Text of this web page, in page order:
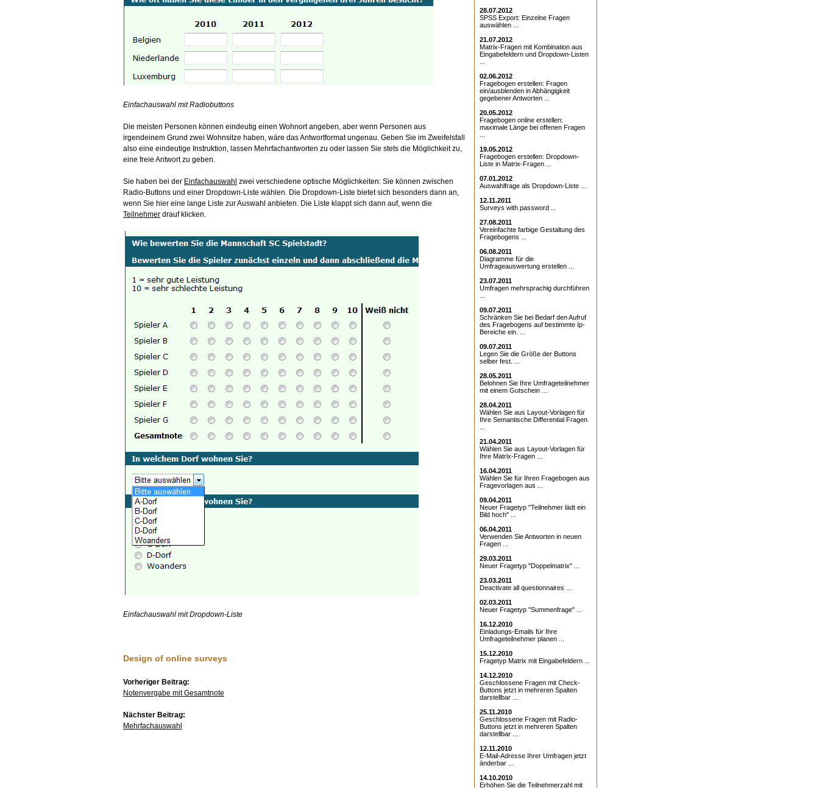
Einfachauswahl mit Radiobuttons
Die meisten Personen können eindeutig einen Wohnort angeben, aber wenn Personen aus
irgendeinem Grund zwei Wohnsitze haben, wäre das Antwortformat ungenau. Geben Sie im Zweifelsfall
also eine eindeutige Instruktion, lassen Mehrfachantworten zu oder lassen Sie stets die Möglichkeit zu,
eine freie Antwort zu geben.
Sie haben bei der Einfachauswahl zwei verschiedene optische Möglichkeiten: Sie können zwischen
Radio-Buttons und einer Dropdown-Liste wählen. Die Dropdown-Liste bietet sich besonders dann an,
wenn Sie hier eine lange Liste zur Auswahl anbieten. Die Liste klappt sich dann auf, wenn die
Teilnehmer drauf klicken.
Einfachauswahl mit Dropdown-Liste
Design of online surveys
Vorheriger Beitrag:
Notenvergabe mit Gesamtnote
Nächster Beitrag:
Mehrfachauswahl
28.07.2012
SPSS Export: Einzelne Fragen
auswählen ...
21.07.2012
Matrix-Fragen mit Kombination aus
Eingabefeldern und Dropdown-Listen
02.06.2012
Fragebogen erstellen: Fragen
ein/ausblenden in Abhängigkeit
gegebener Antworten ...
20.05.2012
Fragebogen online erstellen:
maximale Länge bei offenen Fragen
19.05.2012
Fragebogen erstellen: Dropdown-
Liste in Matrix-Fragen ...
07.01.2012
Auswahlfrage als Dropdown-Liste ...
12.11.2011
Surveys with password ...
27.08.2011
Vereinfachte farbige Gestaltung des
Fragebogens ...
06.08.2011
Diagramme für die
Umfrageauswertung erstellen ...
23.07.2011
Umfragen mehrsprachig durchführen
09.07.2011
Schränken Sie bei Bedarf den Aufruf
des Fragebogens auf bestimmte Ip-
Bereiche ein. ...
09.07.2011
Legen Sie die Größe der Buttons
selber fest. ...
28.05.2011
Belohnen Sie Ihre Umfrageteilnehmer
mit einem Gutschein ...
28.04.2011
Wählen Sie aus Layout-Vorlagen für
Ihre Semantische Differential Fragen
21.04.2011
Wählen Sie aus Layout-Vorlagen für
Ihre Matrix-Fragen ...
16.04.2011
Wählen Sie für Ihren Fragebogen aus
Fragevorlagen aus ...
09.04.2011
Neuer Fragetyp "Teilnehmer lädt ein
Bild hoch" ...
06.04.2011
Verwenden Sie Antworten in neuen
Fragen ...
29.03.2011
Neuer Fragetyp "Doppelmatrix" ...
23.03.2011
Deactivate all questionnaires ...
02.03.2011
Neuer Fragetyp "Summenfrage" ...
16.12.2010
Einladungs-Emails für Ihre
Umfrageteilnehmer planen ...
15.12.2010
Fragetyp Matrix mit Eingabefeldern ...
14.12.2010
Geschlossene Fragen mit Check-
Buttons jetzt in mehreren Spalten
darstellbar ...
25.11.2010
Geschlossene Fragen mit Radio-
Buttons jetzt in mehreren Spalten
darstellbar ...
12.11.2010
E-Mail-Adresse Ihrer Umfragen jetzt
änderbar ...
14.10.2010
Erhöhen Sie die Teilnehmerzahl mit